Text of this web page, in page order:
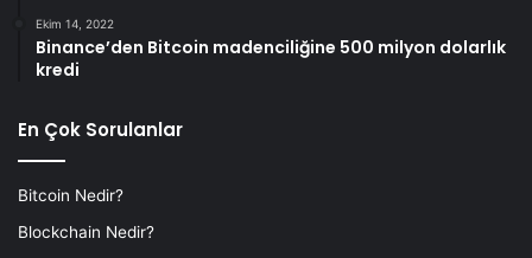
Ekim 14, 2022
Binance’den Bitcoin madenciliğine 500 milyon dolarlık
kredi
En Çok Sorulanlar
Bitcoin Nedir?
Blockchain Nedir?